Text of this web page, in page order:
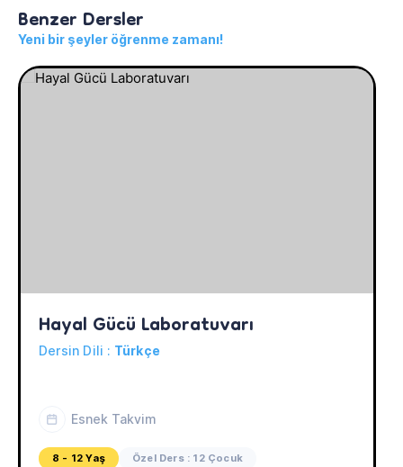
Benzer Dersler
Yeni bir şeyler öğrenme zamanı!
Hayal Gücü Laboratuvarı
Dersin Dili : Türkçe
Esnek Takvim
8 - 12 Yaş Özel Ders : 12 Çocuk